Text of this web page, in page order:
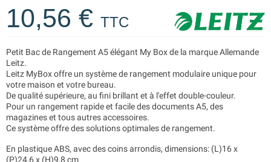
10,56 € TTC
Petit Bac de Rangement A5 élégant My Box de la marque Allemande
Leitz.
Leitz MyBox offre un système de rangement modulaire unique pour
votre maison et votre bureau.
De qualité supérieure, au fini brillant et à l'effet double-couleur.
Pour un rangement rapide et facile des documents A5, des
magazines et tous autres accessoires.
Ce système offre des solutions optimales de rangement.
En plastique ABS, avec des coins arrondis, dimensions: (L)16 x
(P)24,6 x (H)9,8 cm